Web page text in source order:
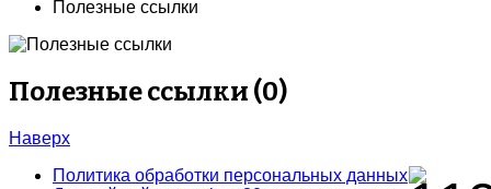
Полезные ссылки
Полезные ссылки (0)
Наверх
Политика обработки персональных данных